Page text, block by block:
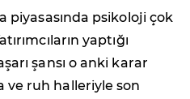
piyasasında psikoloji çok
yaptığı
şansı o anki karar
ve ruh halleriyle son